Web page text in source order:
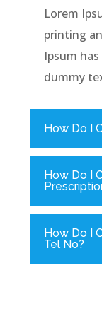
Lorem
printing
Ipsum
dummy
How Do I
How Do I
How Do I
Tel No?